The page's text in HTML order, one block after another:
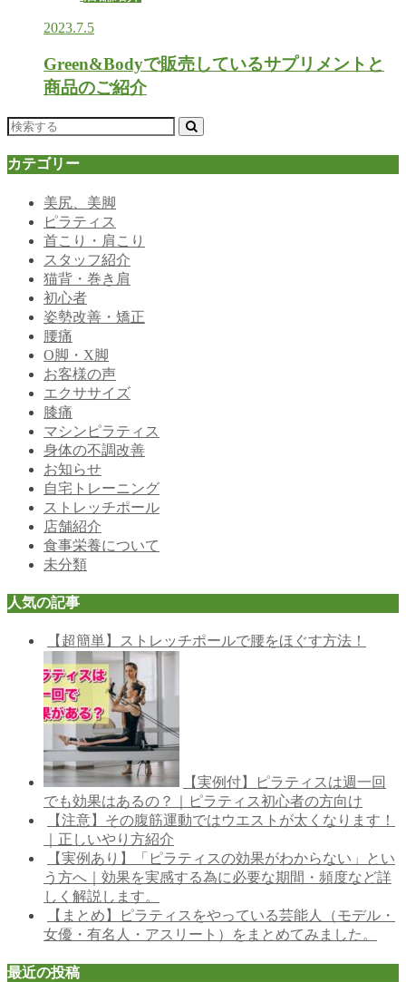
2023.7.5
Green&Bodyで販売しているサプリメントと
商品のご紹介
カテゴリー
美尻、美脚
ピラティス
首こり・肩こり
スタッフ紹介
猫背・巻き肩
初心者
姿勢改善・矯正
腰痛
O脚・X脚
お客様の声
エクササイズ
膝痛
マシンピラティス
身体の不調改善
お知らせ
自宅トレーニング
ストレッチポール
店舗紹介
食事栄養について
未分類
人気の記事
【超簡単】ストレッチポールで腰をほぐす方法！
【実例付】ピラティスは週一回
でも効果はあるの？｜ピラティス初心者の方向け
【注意】その腹筋運動ではウエストが太くなります！
｜正しいやり方紹介
【実例あり】「ピラティスの効果がわからない」とい
う方へ｜効果を実感する為に必要な期間・頻度など詳
しく解説します。
【まとめ】ピラティスをやっている芸能人（モデル・
女優・有名人・アスリート）をまとめてみました。
最近の投稿